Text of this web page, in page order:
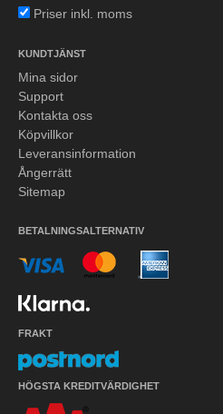
Priser inkl. moms
KUNDTJÄNST
Mina sidor
Support
Kontakta oss
Köpvillkor
Leveransinformation
Ångerrätt
Sitemap
BETALNINGSALTERNATIV
FRAKT
HÖGSTA KREDITVÄRDIGHET